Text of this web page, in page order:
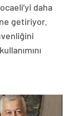
daha
getiriyor.